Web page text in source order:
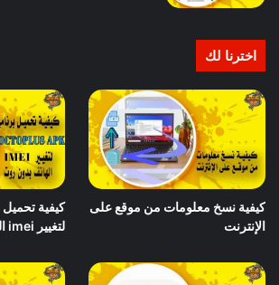
اخترنا لك
كيفية نسخ معلومات من موقع على
الإنترنت
لتغيير imei الهاتف بدون روت